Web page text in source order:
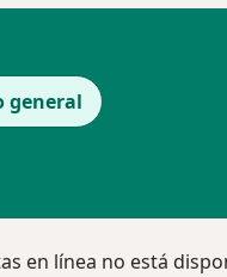
general
en línea no está